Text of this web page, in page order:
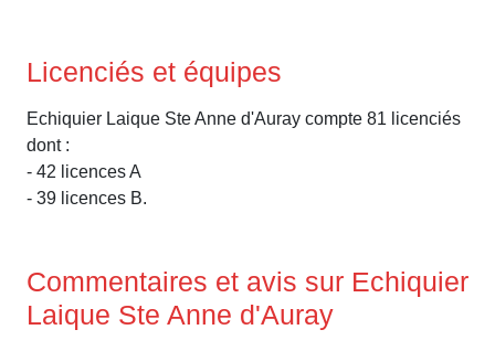
Licenciés et équipes
Echiquier Laique Ste Anne d'Auray compte 81 licenciés
dont :
- 42 licences A
- 39 licences B.
Commentaires et avis sur Echiquier
Laique Ste Anne d'Auray